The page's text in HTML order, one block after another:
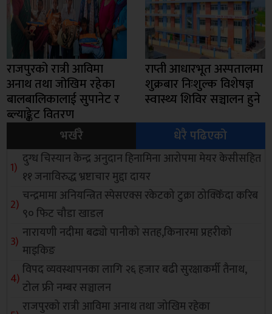
राजपुरको रात्री आविमा
अनाथ तथा जोखिम रहेका
बालबालिकालाई सुपानेट र
ब्ल्याङ्केट वितरण
राप्ती आधारभूत अस्पतालमा
शुक्रबार निःशुल्क विशेषज्ञ
स्वास्थ्य शिविर सञ्चालन हुने
भर्खरै
धेरै पढिएको
दुग्ध चिस्यान केन्द्र अनुदान हिनामिना आरोपमा मेयर केसीसहित
११ जनाविरुद्ध भ्रष्टाचार मुद्दा दायर
चन्द्रमामा अनियन्त्रित स्पेसएक्स रकेटको टुक्रा ठोक्किँदा करिब
९० फिट चौडा खाडल
नारायणी नदीमा बढ्यो पानीको सतह,किनारमा प्रहरीको
माइकिङ
विपद व्यवस्थापनका लागि २६ हजार बढी सुरक्षाकर्मी तैनाथ,
टोल फ्री नम्बर सञ्चालन
राजपुरको रात्री आविमा अनाथ तथा जोखिम रहेका